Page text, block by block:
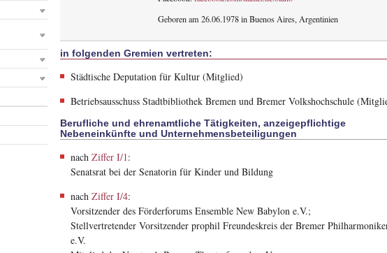
Geboren am 26.06.1978 in Buenos Aires, Argentinien
in folgenden Gremien vertreten:
Städtische Deputation für Kultur (Mitglied)
Betriebsausschuss Stadtbibliothek Bremen und Bremer Volkshochschule
Berufliche und ehrenamtliche Tätigkeiten, anzeigepflichtige
Nebeneinkünfte und Unternehmensbeteiligungen
nachZiffer I/1:
Senatsrat bei der Senatorin für Kinder und Bildung
nachZiffer I/4:
Vorsitzender des Förderforums Ensemble New Babylon e.V.;
Stellvertretender Vorsitzender prophil Freundeskreis der Bremer
e.V.